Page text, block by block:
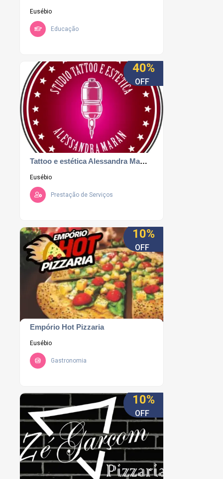
Eusébio
Educação
OFF
40%
Tattoo e estética Alessandra Maran
Eusébio
Prestação de Serviços
OFF
10%
Empório Hot Pizzaria
Eusébio
Gastronomia
OFF
10%